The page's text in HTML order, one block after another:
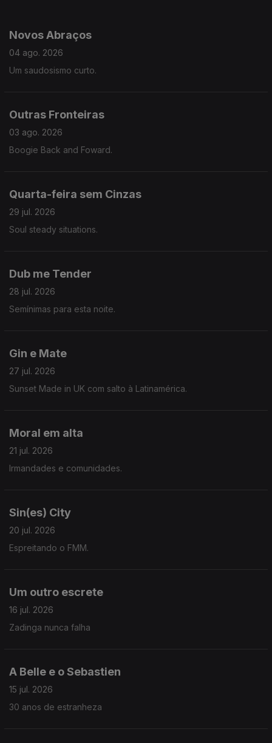
Novos Abraços
04 ago. 2026
Um saudosismo curto.
Outras Fronteiras
03 ago. 2026
Boogie Back and Foward.
Quarta-feira sem Cinzas
29 jul. 2026
Soul steady situations.
Dub me Tender
28 jul. 2026
Semínimas para esta noite.
Gin e Mate
27 jul. 2026
Sunset Made in UK com salto à Latinamérica.
Moral em alta
21 jul. 2026
Irmandades e comunidades.
Sin(es) City
20 jul. 2026
Espreitando o FMM.
Um outro escrete
16 jul. 2026
Zadinga nunca falha
A Belle e o Sebastien
15 jul. 2026
30 anos de estranheza